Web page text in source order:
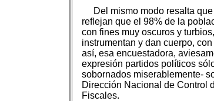
Del mismo modo resalta
reflejan que el 98% de la
con fines muy oscuros y
instrumentan y dan cuerpo,
así, esa encuestadora,
expresión partidos políticos
sobornados miserablemente-
Dirección Nacional de Control
Fiscales.